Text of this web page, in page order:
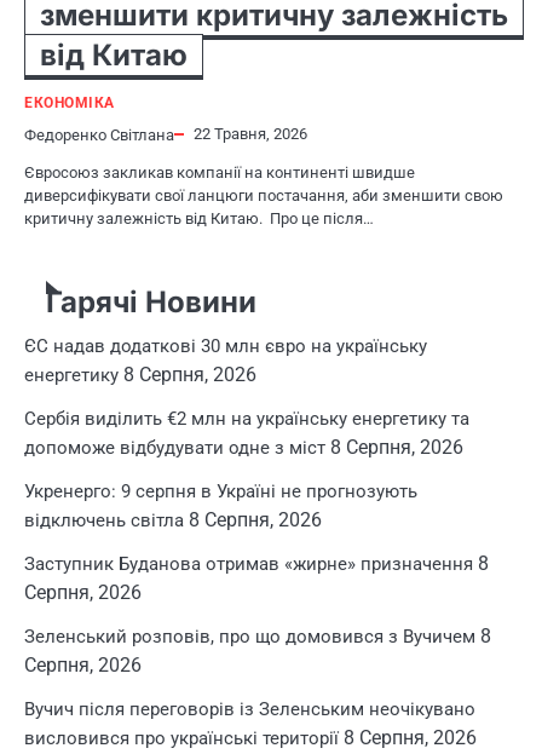
зменшити критичну залежність
від Китаю
ЕКОНОМІКА
Федоренко Світлана 22 Травня, 2026
Євросоюз закликав компанії на континенті швидше
диверсифікувати свої ланцюги постачання, аби зменшити свою
критичну залежність від Китаю. Про це після…
Гарячі Новини
ЄС надав додаткові 30 млн євро на українську
енергетику 8 Серпня, 2026
Сербія виділить €2 млн на українську енергетику та
допоможе відбудувати одне з міст 8 Серпня, 2026
Укренерго: 9 серпня в Україні не прогнозують
відключень світла 8 Серпня, 2026
Заступник Буданова отримав «жирне» призначення 8
Серпня, 2026
Зеленський розповів, про що домовився з Вучичем 8
Серпня, 2026
Вучич після переговорів із Зеленським неочікувано
висловився про українські території 8 Серпня, 2026